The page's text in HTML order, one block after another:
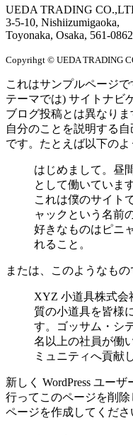
UEDA TRADING
3-5-10, Nishiizumigaoka,
Toyonaka, Osaka, 561-
Copyrihgt © UEDA TRADING
これはサンプルページ
テーマでは) サイトナビ
ブログ投稿とは異なり
自分のことを説明する
です。たとえば以下のよ
はじめまして。昼
として働いていま
これは僕のサイト
ャックという名前
好きなものはピニ
れること。
または、このようなもの
XYZ 小道具株式会
質の小道具を皆様
す。ゴッサム・シ
名以上の社員が働
ミュニティへ貢献
新しく WordPress ユーザ
行ってこのページを削
ページを作成してくだ